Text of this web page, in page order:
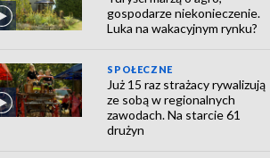
gospodarze niekonieczenie.
Luka na wakacyjnym rynku?
SPOŁECZNE
Już 15 raz strażacy rywalizują
ze sobą w regionalnych
zawodach. Na starcie 61
drużyn